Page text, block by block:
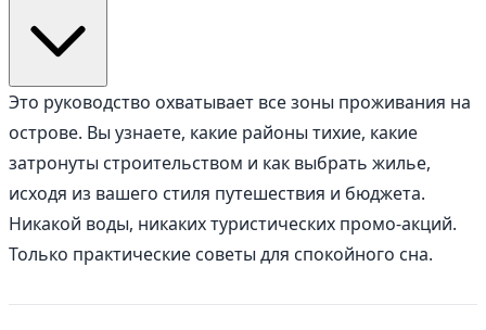
Это руководство охватывает все зоны проживания на
острове. Вы узнаете, какие районы тихие, какие
затронуты строительством и как выбрать жилье,
исходя из вашего стиля путешествия и бюджета.
Никакой воды, никаких туристических промо-акций.
Только практические советы для спокойного сна.